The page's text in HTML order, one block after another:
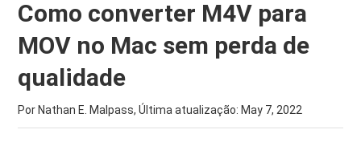
Como converter M4V para
MOV no Mac sem perda de
qualidade
Por Nathan E. Malpass, Última atualização: May 7, 2022